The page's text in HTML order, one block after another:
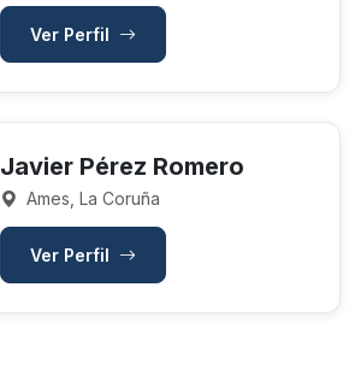
Ver Perfil
Javier Pérez Romero
Ames, La Coruña
Ver Perfil